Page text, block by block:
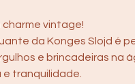
vintage!
da Konges Slojd é
e brincadeiras na
tranquilidade.